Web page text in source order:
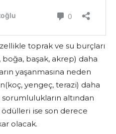
toprak ve su burçları
boğa, başak, akrep) daha
yaşanmasına neden
yengeç, terazi) daha
sorumlulukların altından
ödülleri ise son derece
olacak.